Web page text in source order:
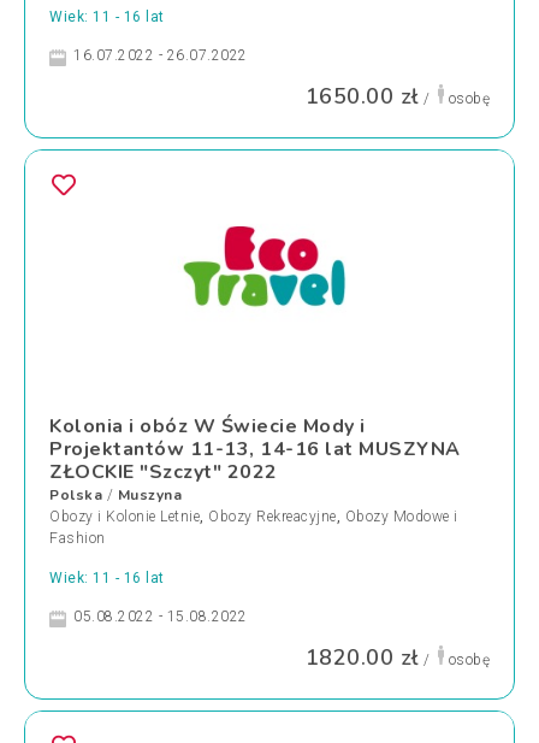
Wiek: 11 - 16 lat
16.07.2022 - 26.07.2022
1650.00 zł / osobę
Kolonia i obóz W Świecie Mody i
Projektantów 11-13, 14-16 lat MUSZYNA
ZŁOCKIE "Szczyt" 2022
Polska / Muszyna
Obozy i Kolonie Letnie, Obozy Rekreacyjne, Obozy Modowe i
Fashion
Wiek: 11 - 16 lat
05.08.2022 - 15.08.2022
1820.00 zł / osobę